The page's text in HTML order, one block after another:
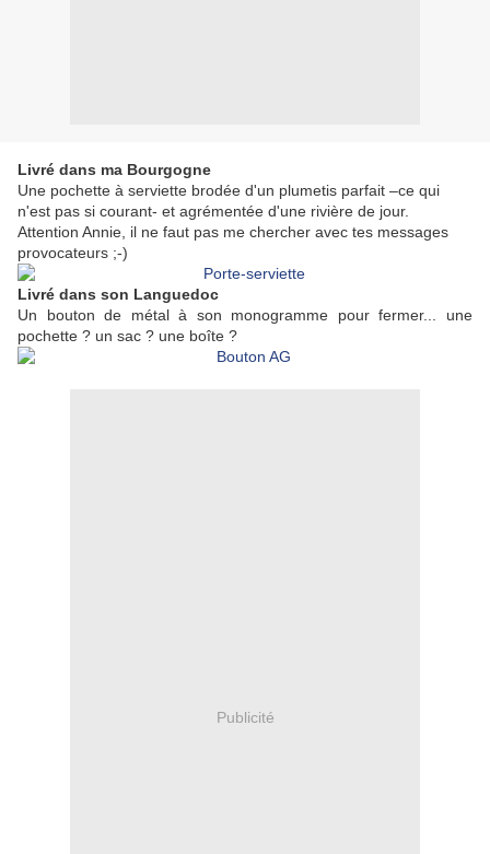
Livré dans ma Bourgogne
Une pochette à serviette brodée d'un plumetis parfait –ce qui
n'est pas si courant- et agrémentée d'une rivière de jour.
Attention Annie, il ne faut pas me chercher avec tes messages
provocateurs ;-)
Livré dans son Languedoc
Un bouton de métal à son monogramme pour fermer... une
pochette ? un sac ? une boîte ?
Publicité